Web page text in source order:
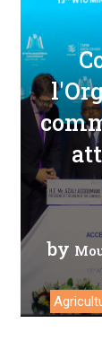
by